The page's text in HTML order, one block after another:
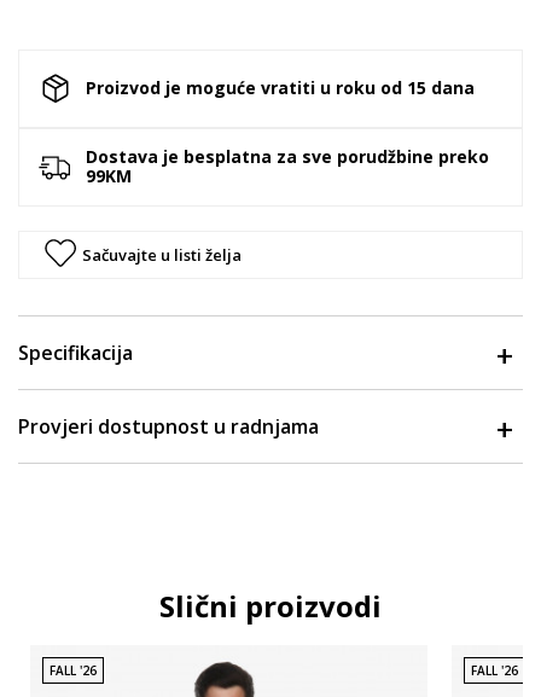
Proizvod je moguće vratiti u roku od 15 dana
Dostava je besplatna za sve porudžbine preko
99KM
Sačuvajte u listi želja
Specifikacija
Provjeri dostupnost u radnjama
Slični proizvodi
FALL '26 FALL '26